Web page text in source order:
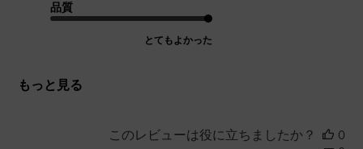
品質
とてもよかった
もっと見る
このレビューは役に立ちましたか？
0